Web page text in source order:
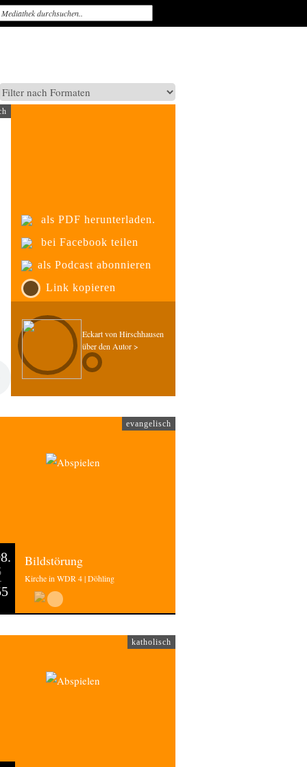
als PDF herunterladen.
bei Facebook teilen
als Podcast abonnieren
Link kopieren
Eckart von Hirschhausen
über den Autor >
evangelisch
Bildstörung
Kirche in WDR 4 | Döhling
katholisch